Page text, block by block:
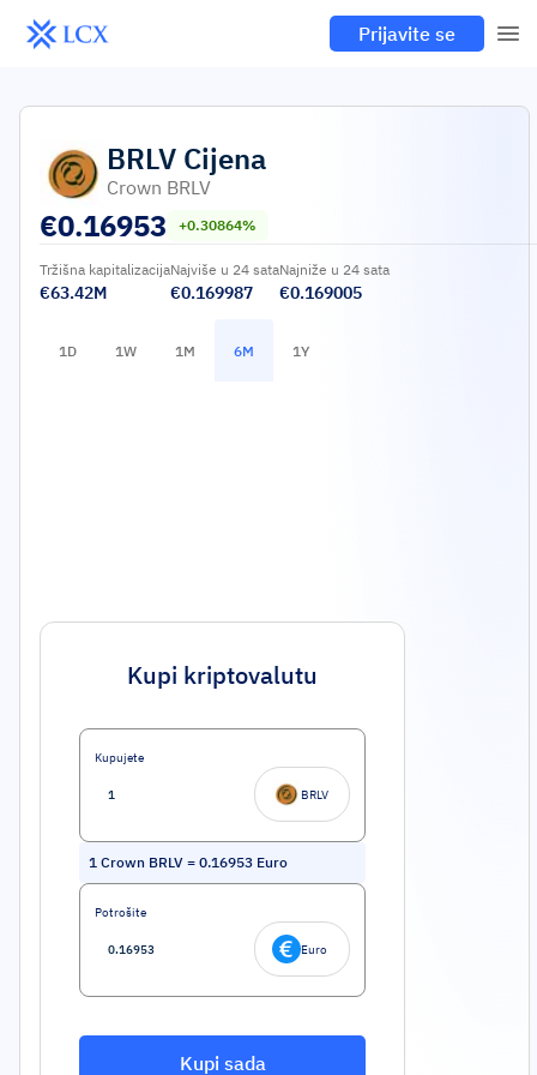
Prijavite se
BRLV Cijena
Crown BRLV
€0.16953 +0.30864%
Tržišna kapitalizacija
€63.42M
Najviše u 24 sata
€0.169987
Najniže u 24 sata
€0.169005
1D 1W 1M 6M 1Y
Kupi kriptovalutu
Kupujete
BRLV
1 Crown BRLV = 0.16953 Euro
Potrošite
Euro
Kupi sada